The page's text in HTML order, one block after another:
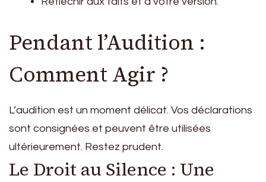
Pendant l’Audition :
Comment Agir ?
L’audition est un moment délicat. Vos déclarations
sont consignées et peuvent être utilisées
ultérieurement. Restez prudent.
Le Droit au Silence : Une